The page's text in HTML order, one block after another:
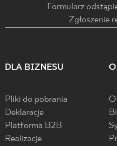
Formularz
Zgłoszenie
DLA BIZNESU
Pliki do pobrania
Deklaracje
Platforma B2B
Realizacje